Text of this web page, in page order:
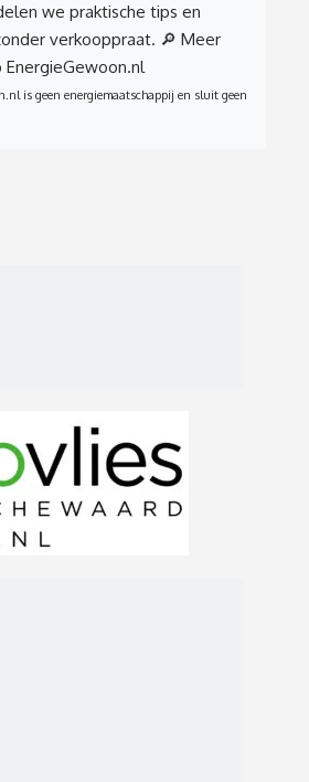
we praktische tips en
verkooppraat. 🔎 Meer
is geen energiemaatschappij en sluit geen